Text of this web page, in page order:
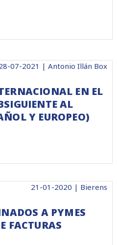
07-2021 | Antonio Illán Box
EN EL
AL
Y EUROPEO)
21-01-2020 | Bierens
A PYMES
FACTURAS